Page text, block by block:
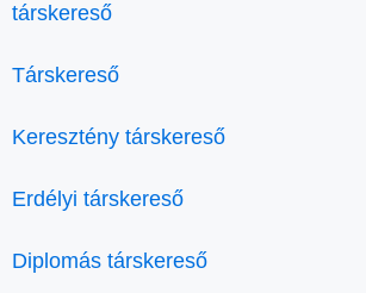
társkereső
Társkereső
Keresztény társkereső
Erdélyi társkereső
Diplomás társkereső